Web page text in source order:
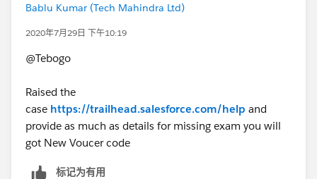
Bablu Kumar (Tech Mahindra Ltd)
2020年7月29日 下午10:19
@Tebogo
Raised the
case https://trailhead.salesforce.com/help and
provide as much as details for missing exam you will
got New Voucer code
标记为有用